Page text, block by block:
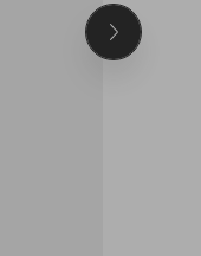
Seuraava